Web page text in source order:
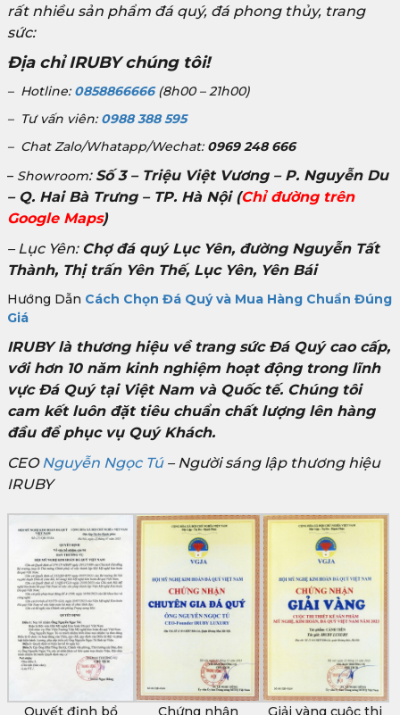
rất nhiều sản phẩm đá quý, đá phong thủy, trang
sức:
Địa chỉ IRUBY chúng tôi!
– Hotline: 0858866666(8h00 – 21h00)
– Tư vấn viên: 0988 388 595
– Chat Zalo/Whatapp/Wechat: 0969 248 666
– Showroom: Số 3 – Triệu Việt Vương – P. Nguyễn Du
– Q. Hai Bà Trưng – TP. Hà Nội(Chỉ đường trên
Google Maps)
– Lục Yên: Chợ đá quý Lục Yên, đường Nguyễn Tất
Thành, Thị trấn Yên Thế, Lục Yên, Yên Bái
Hướng Dẫn Cách Chọn Đá Quý và Mua Hàng Chuẩn Đúng
Giá
IRUBY là thương hiệu về trang sức Đá Quý cao cấp,
với hơn 10 năm kinh nghiệm hoạt động trong lĩnh
vực Đá Quý tại Việt Nam và Quốc tế. Chúng tôi
cam kết luôn đặt tiêu chuẩn chất lượng lên hàng
đầu để phục vụ Quý Khách.
CEONguyễn Ngọc Tú– Người sáng lập thương hiệu
IRUBY
Quyết định bổ Chứng nhận Giải vàng cuộc thi